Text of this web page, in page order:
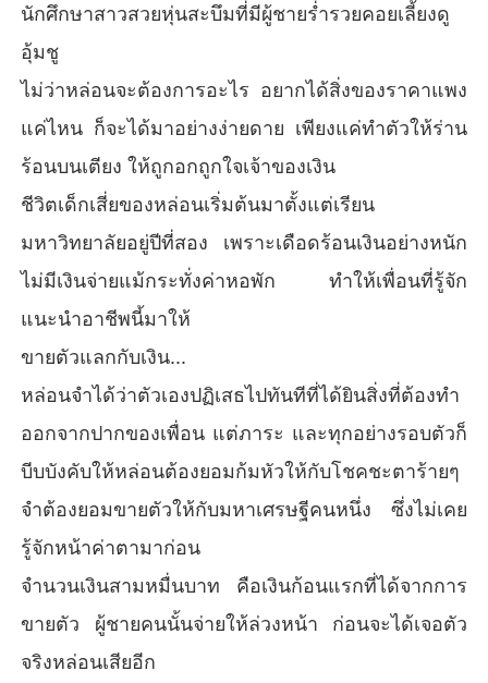
นักศึกษาสาวสวยหุ่นสะบึมที่มีผู้ชายร่ำรวยคอยเลี้ยงดู
อุ้มชู
ไม่ว่าหล่อนจะต้องการอะไร อยากได้สิ่งของราคาแพง
แค่ไหน ก็จะได้มาอย่างง่ายดาย เพียงแค่ทำตัวให้ร่าน
ร้อนบนเตียง ให้ถูกอกถูกใจเจ้าของเงิน
ชีวิตเด็กเสี่ยของหล่อนเริ่มต้นมาตั้งแต่เรียน
มหาวิทยาลัยอยู่ปีที่สอง เพราะเดือดร้อนเงินอย่างหนัก
ไม่มีเงินจ่ายแม้กระทั่งค่าหอพัก ทำให้เพื่อนที่รู้จัก
แนะนำอาชีพนี้มาให้
ขายตัวแลกกับเงิน...
หล่อนจำได้ว่าตัวเองปฏิเสธไปทันทีที่ได้ยินสิ่งที่ต้องทำ
ออกจากปากของเพื่อน แต่ภาระ และทุกอย่างรอบตัวก็
บีบบังคับให้หล่อนต้องยอมก้มหัวให้กับโชคชะตาร้ายๆ
จำต้องยอมขายตัวให้กับมหาเศรษฐีคนหนึ่ง ซึ่งไม่เคย
รู้จักหน้าค่าตามาก่อน
จำนวนเงินสามหมื่นบาท คือเงินก้อนแรกที่ได้จากการ
ขายตัว ผู้ชายคนนั้นจ่ายให้ล่วงหน้า ก่อนจะได้เจอตัว
จริงหล่อนเสียอีก